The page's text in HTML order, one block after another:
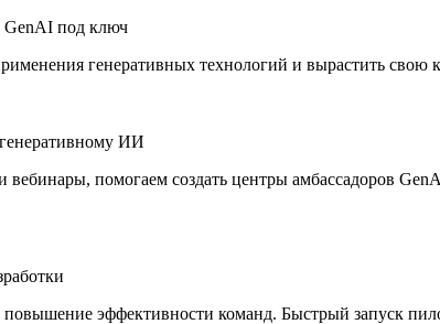
GenAI под ключ
генеративных технологий и вырастить свою
ИИ
помогаем создать центры амбассадоров
повышение эффективности команд. Быстрый запуск